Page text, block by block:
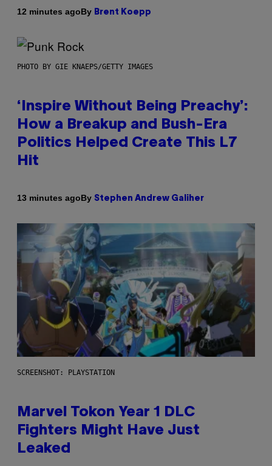
12 minutes agoBy Brent Koepp
PHOTO BY GIE KNAEPS/GETTY IMAGES
‘Inspire Without Being Preachy’:
How a Breakup and Bush-Era
Politics Helped Create This L7
Hit
13 minutes agoBy Stephen Andrew Galiher
SCREENSHOT: PLAYSTATION
Marvel Tokon Year 1 DLC
Fighters Might Have Just
Leaked